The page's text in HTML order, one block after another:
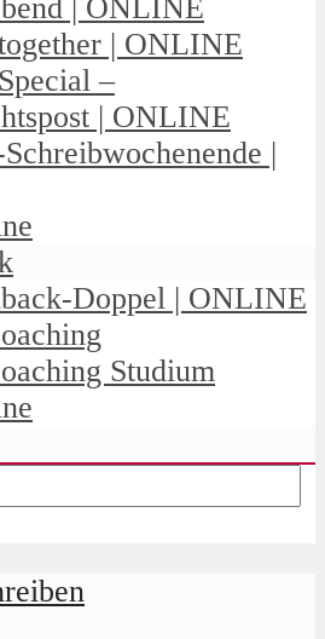
| ONLINE
| ONLINE
–
| ONLINE
|
Doppel | ONLINE
Studium